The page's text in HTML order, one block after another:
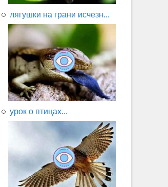
лягушки на грани исчезн...
урок о птицах...